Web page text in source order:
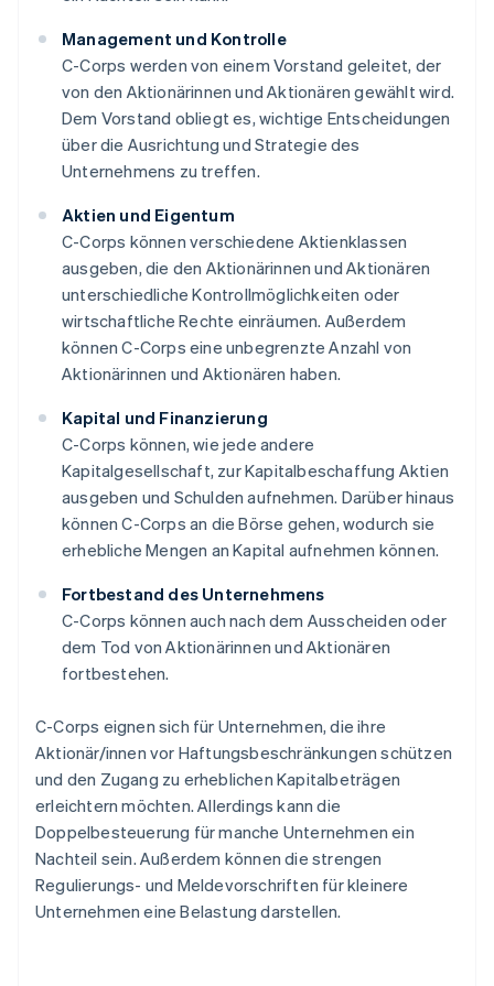
Management und Kontrolle
C-Corps werden von einem Vorstand geleitet, der
von den Aktionärinnen und Aktionären gewählt wird.
Dem Vorstand obliegt es, wichtige Entscheidungen
über die Ausrichtung und Strategie des
Unternehmens zu treffen.
Aktien und Eigentum
C-Corps können verschiedene Aktienklassen
ausgeben, die den Aktionärinnen und Aktionären
unterschiedliche Kontrollmöglichkeiten oder
wirtschaftliche Rechte einräumen. Außerdem
können C-Corps eine unbegrenzte Anzahl von
Aktionärinnen und Aktionären haben.
Kapital und Finanzierung
C-Corps können, wie jede andere
Kapitalgesellschaft, zur Kapitalbeschaffung Aktien
ausgeben und Schulden aufnehmen. Darüber hinaus
können C-Corps an die Börse gehen, wodurch sie
erhebliche Mengen an Kapital aufnehmen können.
Fortbestand des Unternehmens
C-Corps können auch nach dem Ausscheiden oder
dem Tod von Aktionärinnen und Aktionären
fortbestehen.
C-Corps eignen sich für Unternehmen, die ihre
Aktionär/innen vor Haftungsbeschränkungen schützen
und den Zugang zu erheblichen Kapitalbeträgen
erleichtern möchten. Allerdings kann die
Doppelbesteuerung für manche Unternehmen ein
Nachteil sein. Außerdem können die strengen
Regulierungs- und Meldevorschriften für kleinere
Unternehmen eine Belastung darstellen.